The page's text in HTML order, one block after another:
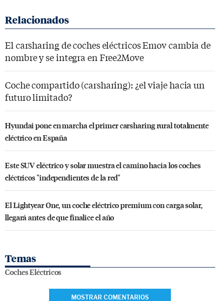
El carsharing de coches eléctricos Emov cambia de
nombre y se integra en Free2Move
Coche compartido (carsharing): ¿el viaje hacia un
futuro limitado?
Hyundai pone en marcha el primer carsharing rural totalmente
eléctrico en España
Este SUV eléctrico y solar muestra el camino hacia los coches
eléctricos "independientes de la red"
El Lightyear One, un coche eléctrico premium con carga solar,
llegará antes de que finalice el año
Temas
Coches Eléctricos
MOSTRAR COMENTARIOS